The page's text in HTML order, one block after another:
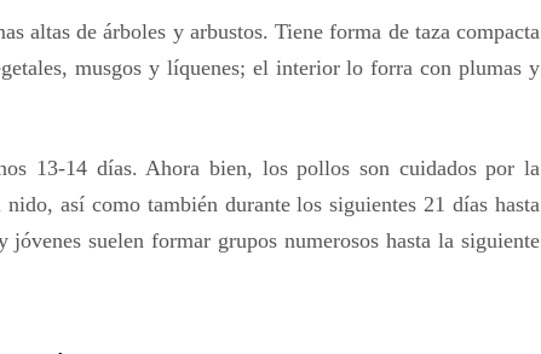
altas de árboles y arbustos. Tiene forma de taza compacta
musgos y líquenes; el interior lo forra con plumas y
13-14 días. Ahora bien, los pollos son cuidados por la
así como también durante los siguientes 21 días hasta
suelen formar grupos numerosos hasta la siguiente